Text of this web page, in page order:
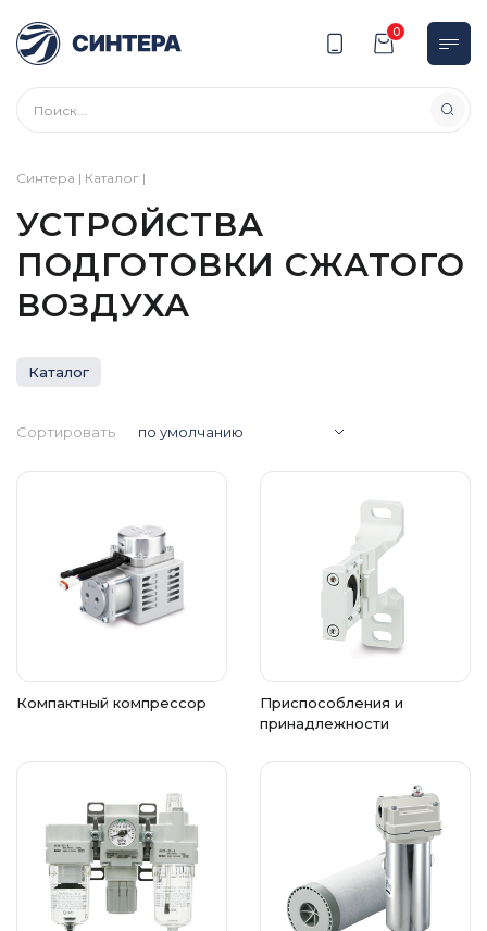
0
Синтера | Каталог |
УСТРОЙСТВА
ПОДГОТОВКИ СЖАТОГО
ВОЗДУХА
Каталог
Сортировать
Компактный компрессор
Приспособления и
принадлежности